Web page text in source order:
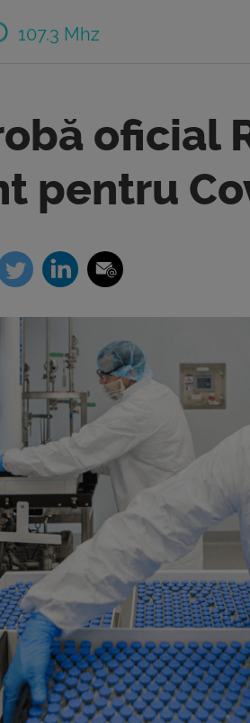
107.3 Mhz
oficial
pentru